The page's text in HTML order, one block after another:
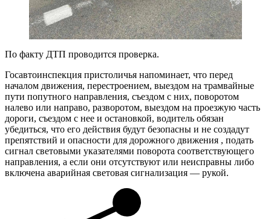
По факту ДТП проводится проверка.
Госавтоинспекция пристоличья напоминает, что перед
началом движения, перестроением, выездом на трамвайные
пути попутного направления, съездом с них, поворотом
налево или направо, разворотом, выездом на проезжую часть
дороги, съездом с нее и остановкой, водитель обязан
убедиться, что его действия будут безопасны и не создадут
препятствий и опасности для дорожного движения , подать
сигнал световыми указателями поворота соответствующего
направления, а если они отсутствуют или неисправны либо
включена аварийная световая сигнализация — рукой.